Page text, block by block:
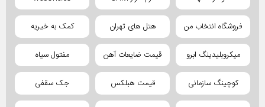
فروشگاه انتخاب من هتل های تهران کمک به خیریه
میکروبلیدینگ ابرو قیمت ضایعات آهن مفتول سیاه
کوچینگ سازمانی قیمت هبلکس جک سقفی